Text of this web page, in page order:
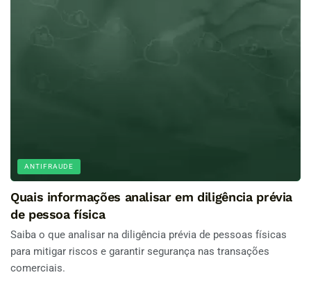
ANTIFRAUDE
Quais informações analisar em diligência prévia
de pessoa física
Saiba o que analisar na diligência prévia de pessoas físicas
para mitigar riscos e garantir segurança nas transações
comerciais.